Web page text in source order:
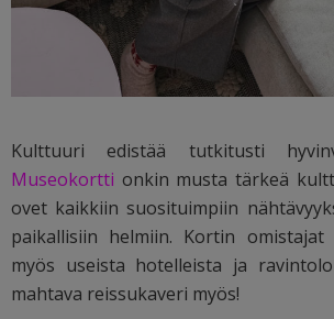
Kulttuuri edistää tutkitusti
Museokortti onkin musta tärkeä
ovet kaikkiin suosituimpiin
paikallisiin helmiin. Kortin omistajat
myös useista hotelleista ja
mahtava reissukaveri myös!